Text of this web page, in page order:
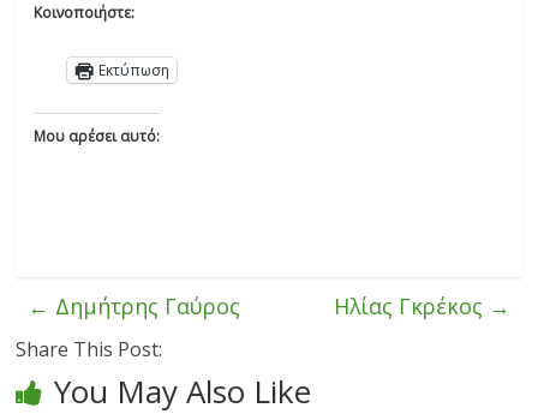
Κοινοποιήστε:
Εκτύπωση
Μου αρέσει αυτό:
← Δημήτρης Γαύρος Ηλίας Γκρέκος →
Share This Post:
You May Also Like